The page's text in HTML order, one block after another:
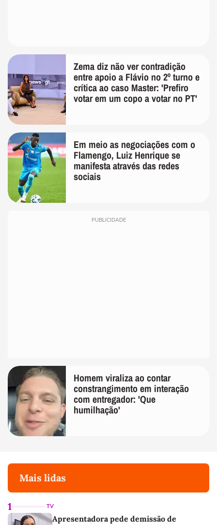
Zema diz não ver contradição
entre apoio a Flávio no 2º turno e
crítica ao caso Master: 'Prefiro
votar em um copo a votar no PT'
Em meio as negociações com o
Flamengo, Luiz Henrique se
manifesta através das redes
sociais
PUBLICIDADE
Homem viraliza ao contar
constrangimento em interação
com entregador: 'Que
humilhação'
Mais lidas
1 TV
Apresentadora pede demissão de